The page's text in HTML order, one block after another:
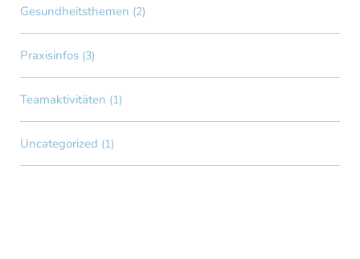
Gesundheitsthemen (2)
Praxisinfos (3)
Teamaktivitäten (1)
Uncategorized (1)